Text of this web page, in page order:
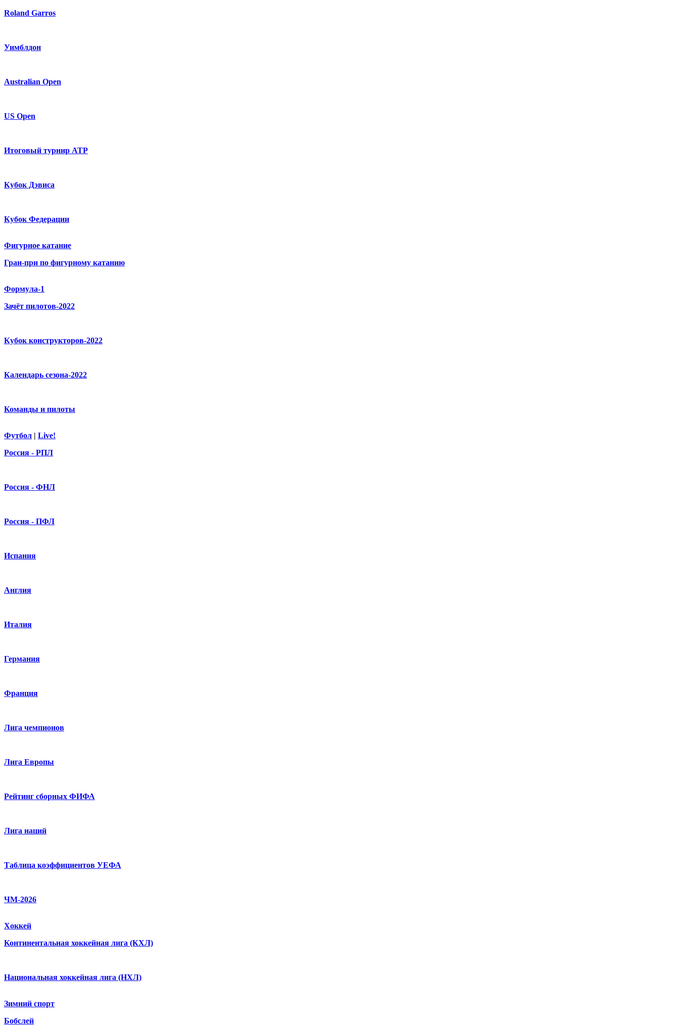
Roland Garros
Уимблдон
Australian Open
US Open
Итоговый турнир ATP
Кубок Дэвиса
Кубок Федерации
Фигурное катание
Гран-при по фигурному катанию
Формула-1
Зачёт пилотов-2022
Кубок конструкторов-2022
Календарь сезона-2022
Команды и пилоты
Футбол | Live!
Россия - РПЛ
Россия - ФНЛ
Россия - ПФЛ
Испания
Англия
Италия
Германия
Франция
Лига чемпионов
Лига Европы
Рейтинг сборных ФИФА
Лига наций
Таблица коэффициентов УЕФА
ЧМ-2026
Хоккей
Континентальная хоккейная лига (КХЛ)
Национальная хоккейная лига (НХЛ)
Зимний спорт
Бобслей